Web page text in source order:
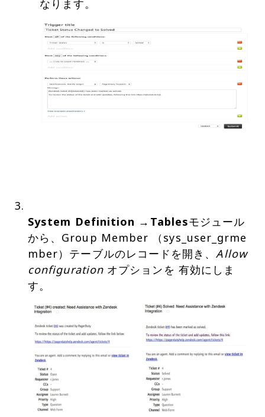
System Definition → Tablesモジュール
から、Group Member （sys_user_grme
mber）テーブルのレコードを開き、Allow
configuration オプションを 有効にしま